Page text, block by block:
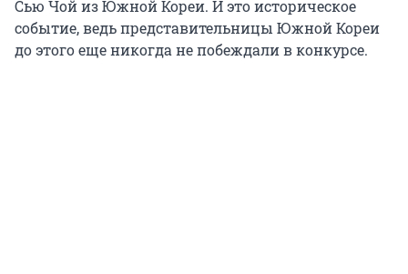
Сью Чой из Южной Кореи. И это историческое
событие, ведь представительницы Южной Кореи
до этого еще никогда не побеждали в конкурсе.